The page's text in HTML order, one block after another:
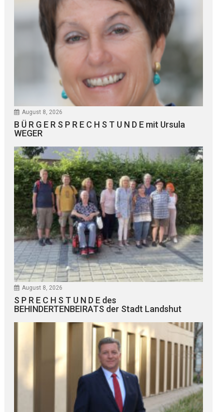
August 8, 2026
B Ü R G E R S P R E C H S T U N D E mit Ursula
WEGER
August 8, 2026
S P R E C H S T U N D E des
BEHINDERTENBEIRATS der Stadt Landshut